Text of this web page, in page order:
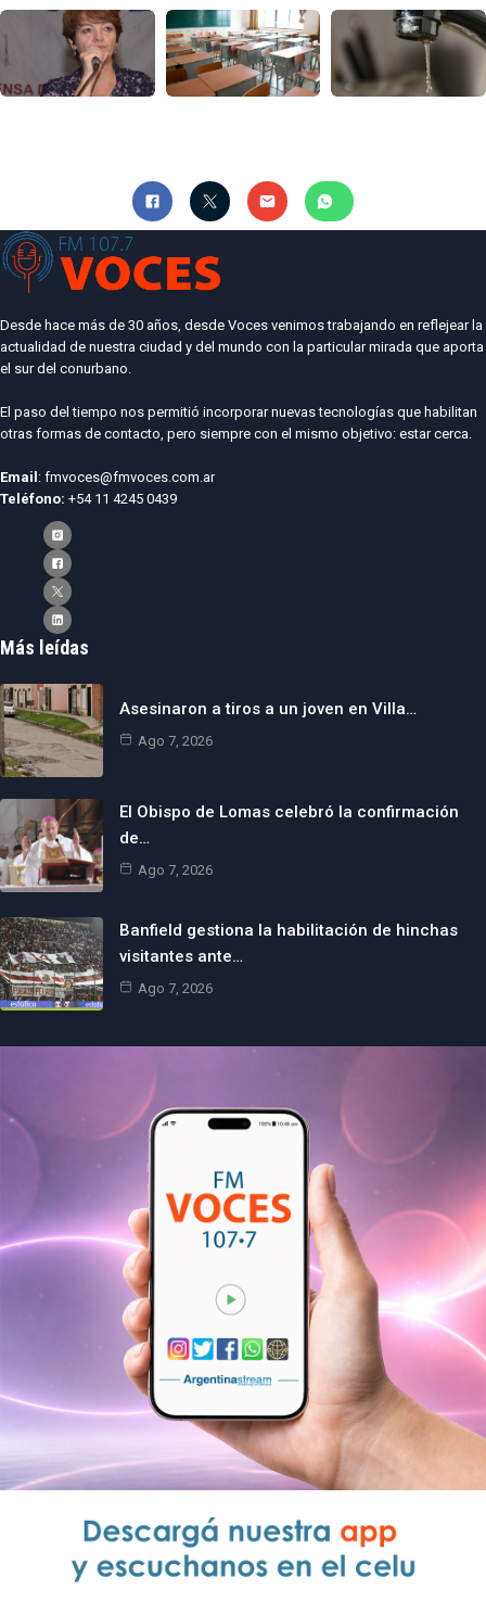
Desde hace más de 30 años, desde Voces venimos trabajando en reflejear la
actualidad de nuestra ciudad y del mundo con la particular mirada que aporta
el sur del conurbano.
El paso del tiempo nos permitió incorporar nuevas tecnologías que habilitan
otras formas de contacto, pero siempre con el mismo objetivo: estar cerca.
Email : fmvoces@fmvoces.com.ar
Teléfono: +54 11 4245 0439
Más leídas
Asesinaron a tiros a un joven en Villa…
Ago 7, 2026
El Obispo de Lomas celebró la confirmación
de…
Ago 7, 2026
Banfield gestiona la habilitación de hinchas
visitantes ante…
Ago 7, 2026